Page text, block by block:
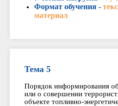
Формат обучения -
материал
Тема 5
Порядок информирования
или о совершении
объекте топливно-